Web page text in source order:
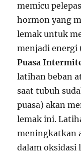
memicu
hormon yang
lemak untuk
menjadi energi
Puasa
latihan beban
saat tubuh
puasa) akan
lemak ini.
meningkatkan
dalam oksidasi